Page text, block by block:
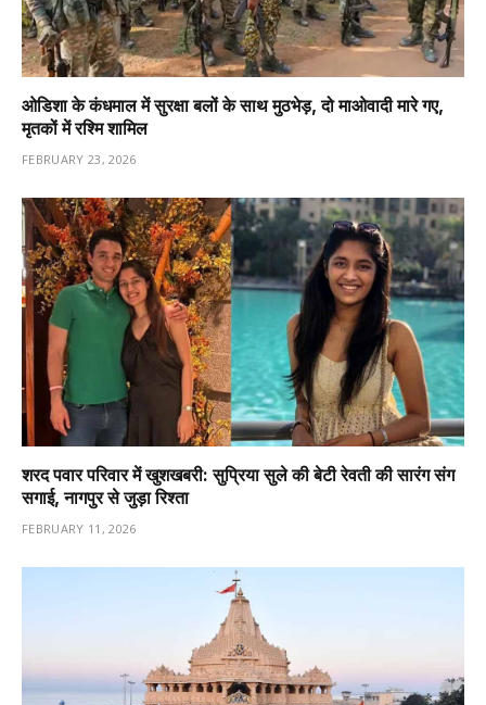
ओडिशा के कंधमाल में सुरक्षा बलों के साथ मुठभेड़, दो माओवादी मारे गए,
मृतकों में रश्मि शामिल
FEBRUARY 23, 2026
शरद पवार परिवार में खुशखबरी: सुप्रिया सुले की बेटी रेवती की सारंग संग
सगाई, नागपुर से जुड़ा रिश्ता
FEBRUARY 11, 2026